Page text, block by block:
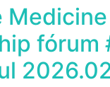
fórum